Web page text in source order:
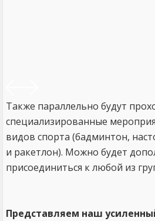
Также параллельно будут
специализированные
видов спорта (бадминтон,
и ракетлон). Можно будет
присоединиться к любой из
Представляем наш